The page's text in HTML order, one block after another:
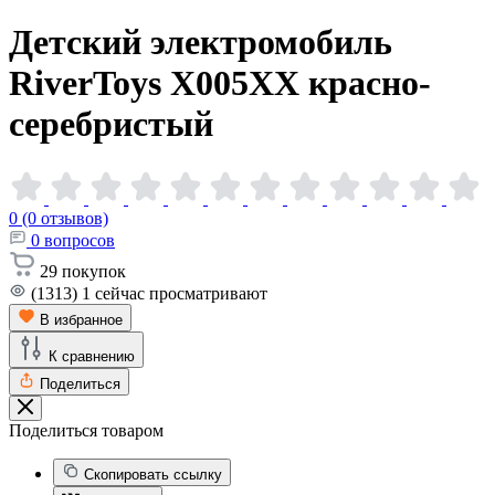
Детский электромобиль
RiverToys X005XX красно-
серебристый
0 (0 отзывов)
0 вопросов
29 покупок
(1313) 1 сейчас просматривают
В избранное
К сравнению
Поделиться
Поделиться товаром
Скопировать ссылку